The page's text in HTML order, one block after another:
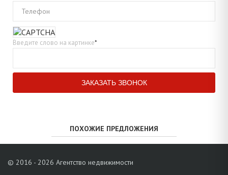
Телефон
Введите слово на картинке*
ПОХОЖИЕ ПРЕДЛОЖЕНИЯ
© 2016 - 2026 Агентство недвижимости